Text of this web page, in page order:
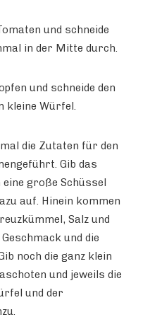
und schneide
in der Mitte durch.
und schneide den
kleine Würfel.
die Zutaten für den
Gib das
große Schüssel
auf. Hinein kommen
Salz und
und die
noch die ganz klein
und jeweils die
und der